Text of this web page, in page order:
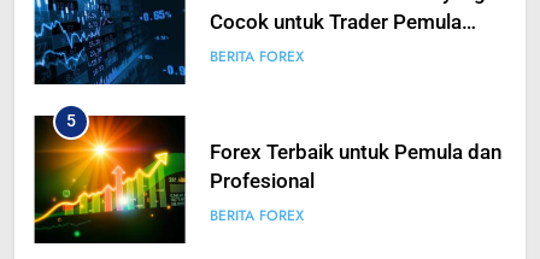
Cocok untuk Trader Pemula
hingga Profesional
BERITA FOREX
5
Forex Terbaik untuk Pemula dan
Profesional
BERITA FOREX